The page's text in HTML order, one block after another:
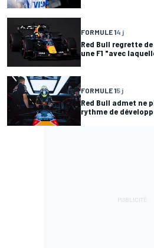
FORMULE 14 j
Red Bull regrette
une F1 "avec
FORMULE 15 j
Red Bull admet ne
rythme de